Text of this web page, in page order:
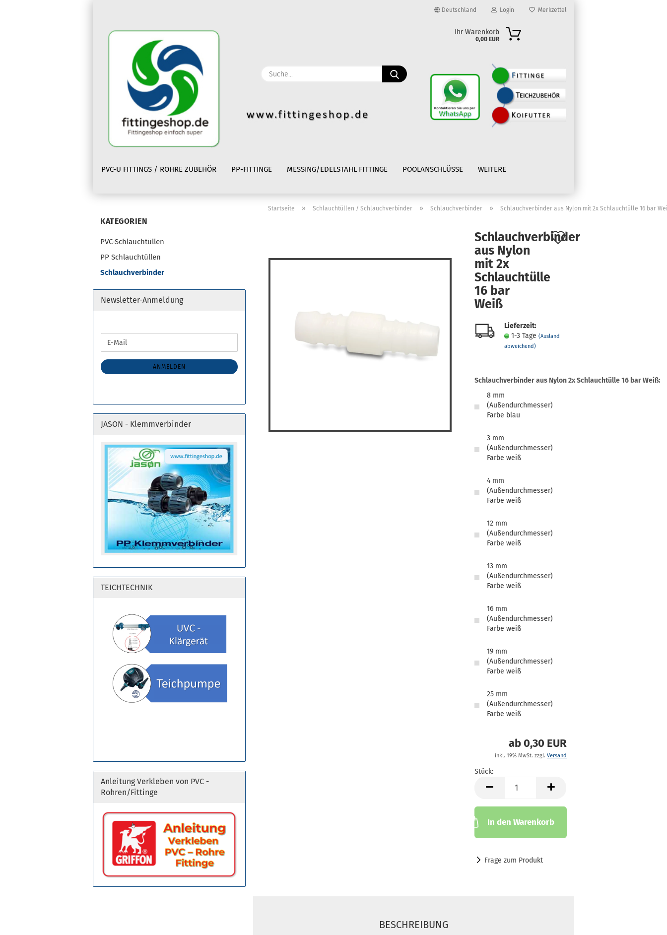
Deutschland Login
E-Mail
Passwort vergessen?
Merkzettel
Suche...
Ihr Warenkorb
0,00 EUR
PVC-U FITTINGS / ROHRE ZUBEHÖR PP-FITTINGE MESSING/EDELSTAHL FITTINGE POOLANSCHLÜSSE WEITERE
Skimmer / Bodenabläufe
Bodenabläufe
PP Schlauchtüllen
Pflegemittel
Filterstarter
Wassertest
Teichzubehör anzeigen
Ersatzlampen für UVC
Kescher Sortiment
Startseite » Schlauchtüllen / Schlauchverbinder » Schlauchverbinder » Schlauchverbinder aus Nylon mit 2x Schlauchtülle 16 bar
Auf
Schlauchverbinder
aus Nylon
mit 2x
Schlauchtülle
16 bar
Weiß
Lieferzeit:
1-3 Tage(Ausland
abweichend)
Schlauchverbinder aus Nylon 2x Schlauchtülle 16 bar Weiß:
8 mm
(Außendurchmesser)
Farbe blau
3 mm
(Außendurchmesser)
Farbe weiß
4 mm
(Außendurchmesser)
Farbe weiß
12 mm
(Außendurchmesser)
Farbe weiß
13 mm
(Außendurchmesser)
Farbe weiß
16 mm
(Außendurchmesser)
Farbe weiß
19 mm
(Außendurchmesser)
Farbe weiß
25 mm
(Außendurchmesser)
Farbe weiß
ab 0,30 EUR
inkl. 19% MwSt. zzgl. Versand
Stück:
Stück
In den Warenkorb
Frage zum Produkt
BESCHREIBUNG
KATEGORIEN
PVC-Schlauchtüllen
PP Schlauchtüllen
Schlauchverbinder
Newsletter-Anmeldung
ZUR
ANMELDUNG
E-
Mail
ANMELDEN
JASON - Klemmverbinder
TEICHTECHNIK
Anleitung Verkleben von PVC -
Rohren/Fittinge